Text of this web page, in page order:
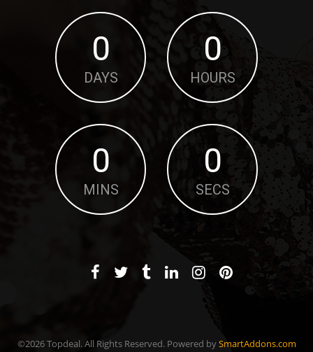
0
DAYS
0
HOURS
0
MINS
0
SECS
©2026 Topdeal. All Rights Reserved. Powered bySmartAddons.com